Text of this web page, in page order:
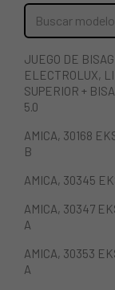
JUEGO DE
ELECTROLUX,
SUPERIOR +
5.0
AMICA, 30168
B
AMICA, 30345
AMICA, 30347
A
AMICA, 30353
A